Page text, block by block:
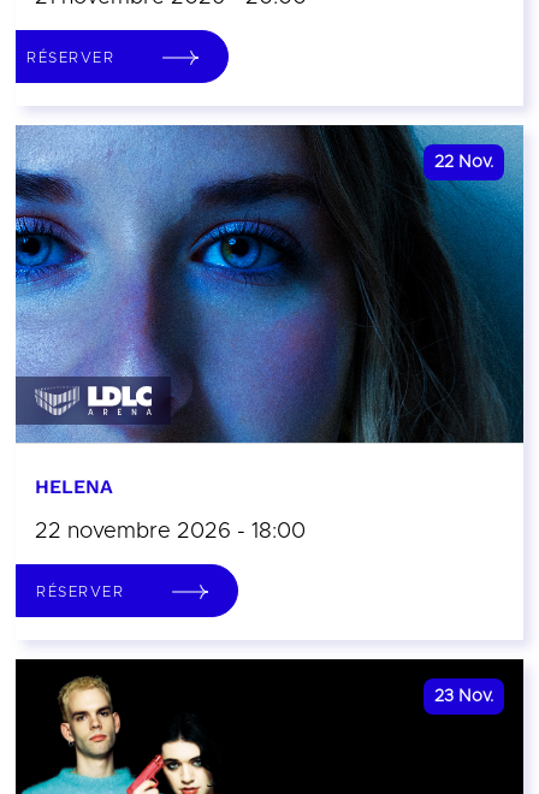
RÉSERVER
22 Nov.
HELENA
22 novembre 2026 - 18:00
RÉSERVER
23 Nov.